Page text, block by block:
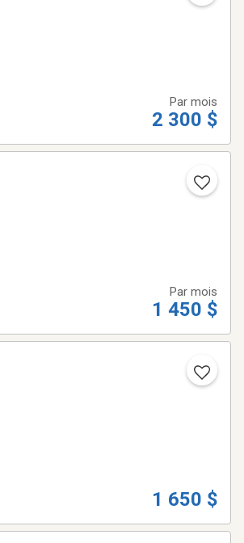
Par mois
2 300 $
Par mois
1 450 $
1 650 $